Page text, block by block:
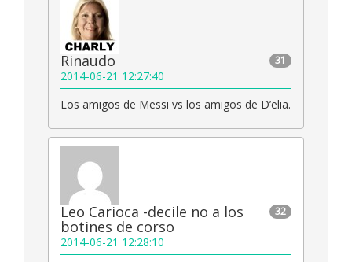
31
Rinaudo
2014-06-21 12:27:40
Los amigos de Messi vs los amigos de D’elia.
32
Leo Carioca -decile no a los
botines de corso
2014-06-21 12:28:10